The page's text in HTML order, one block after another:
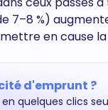
7–8 %)
en cause
d'emprunt ?
quelques clics